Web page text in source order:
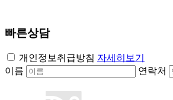
빠른상담
개인정보취급방침 자세히보기
이름
연락처